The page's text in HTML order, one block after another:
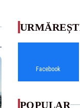
Facebook
POPULAR